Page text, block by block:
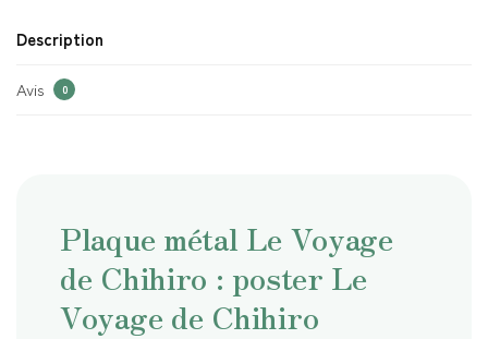
Description
Avis 0
Plaque métal Le Voyage
de Chihiro : poster Le
Voyage de Chihiro